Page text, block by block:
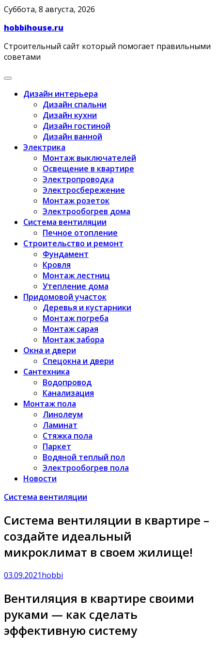
Skip
content
Суббота, 8 августа, 2026
hobbihouse.ru
Строительный сайт который помогает правильными
советами
Дизайн интерьера
Дизайн спальни
Дизайн кухни
Дизайн гостиной
Дизайн ванной
Электрика
Монтаж выключателей
Освещение в квартире
Электропроводка
Электросбережение
Монтаж розеток
Электрообогрев дома
Система вентиляции
Печное отопление
Строительство и ремонт
Фундамент
Кровля
Монтаж лестниц
Утепление дома
Придомовой участок
Деревья и кустарники
Монтаж погреба
Монтаж сарая
Монтаж забора
Окна и двери
Спецокна и двери
Сантехника
Водопровод
Канализация
Монтаж пола
Линолеум
Ламинат
Стяжка пола
Паркет
Водяной теплый пол
Электрообогрев пола
Новости
Система вентиляции
Система вентиляции в квартире –
создайте идеальный
микроклимат в своем жилище!
03.09.2021hobbi
Вентиляция в квартире своими
руками — как сделать
эффективную систему